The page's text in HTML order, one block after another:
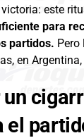
este
para
partidos. Pero
en
un
el